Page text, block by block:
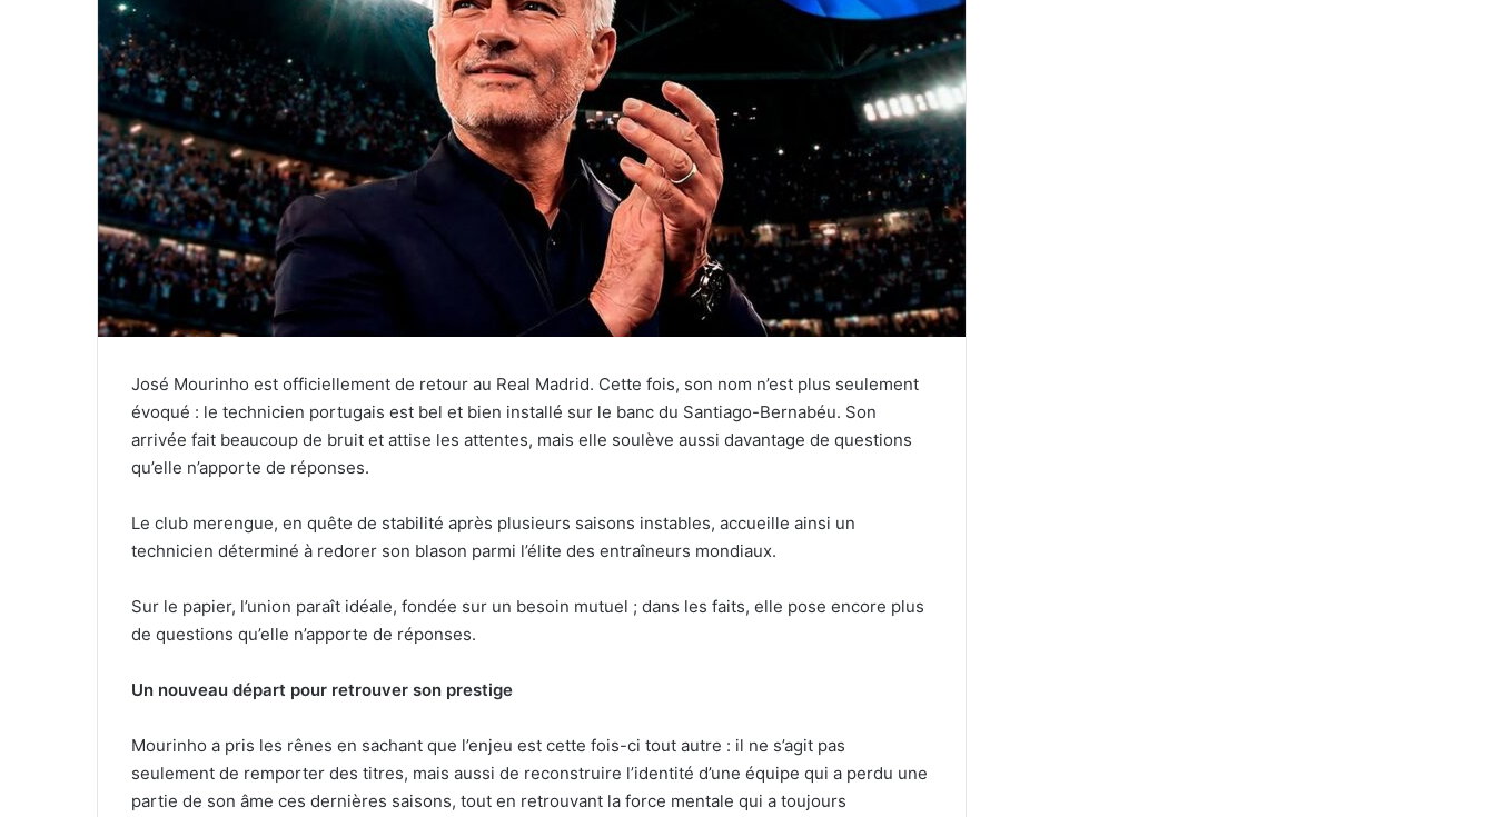
José Mourinho est officiellement de retour au Real Madrid. Cette fois, son nom n’est plus seulement
évoqué : le technicien portugais est bel et bien installé sur le banc du Santiago-Bernabéu. Son
arrivée fait beaucoup de bruit et attise les attentes, mais elle soulève aussi davantage de questions
qu’elle n’apporte de réponses.
Le club merengue, en quête de stabilité après plusieurs saisons instables, accueille ainsi un
technicien déterminé à redorer son blason parmi l’élite des entraîneurs mondiaux.
Sur le papier, l’union paraît idéale, fondée sur un besoin mutuel ; dans les faits, elle pose encore plus
de questions qu’elle n’apporte de réponses.
Un nouveau départ pour retrouver son prestige
Mourinho a pris les rênes en sachant que l’enjeu est cette fois-ci tout autre : il ne s’agit pas
seulement de remporter des titres, mais aussi de reconstruire l’identité d’une équipe qui a perdu une
partie de son âme ces dernières saisons, tout en retrouvant la force mentale qui a toujours